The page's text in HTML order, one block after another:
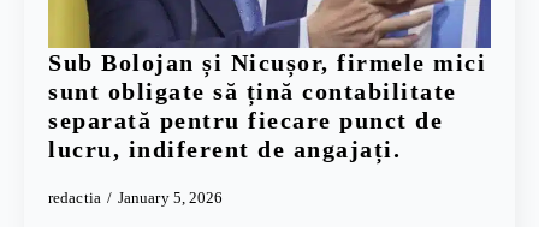
Sub Bolojan și Nicușor, firmele mici
sunt obligate să țină contabilitate
separată pentru fiecare punct de
lucru, indiferent de angajați.
redactia January 5, 2026